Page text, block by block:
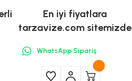
En iyi fiyatlara
tarzavize.com sitemizde
WhatsApp Sipariş